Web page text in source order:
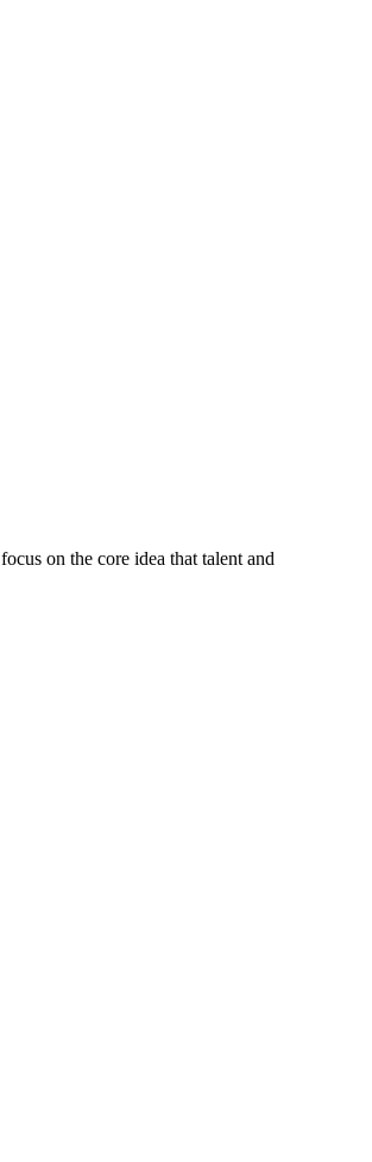
on the core idea that talent and